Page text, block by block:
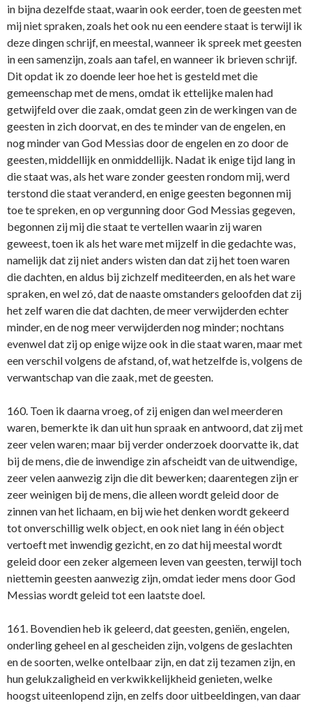
in bijna dezelfde staat, waarin ook eerder, toen de geesten met
mij niet spraken, zoals het ook nu een eendere staat is terwijl ik
deze dingen schrijf, en meestal, wanneer ik spreek met geesten
in een samenzijn, zoals aan tafel, en wanneer ik brieven schrijf.
Dit opdat ik zo doende leer hoe het is gesteld met die
gemeenschap met de mens, omdat ik ettelijke malen had
getwijfeld over die zaak, omdat geen zin de werkingen van de
geesten in zich doorvat, en des te minder van de engelen, en
nog minder van God Messias door de engelen en zo door de
geesten, middellijk en onmiddellijk. Nadat ik enige tijd lang in
die staat was, als het ware zonder geesten rondom mij, werd
terstond die staat veranderd, en enige geesten begonnen mij
toe te spreken, en op vergunning door God Messias gegeven,
begonnen zij mij die staat te vertellen waarin zij waren
geweest, toen ik als het ware met mijzelf in die gedachte was,
namelijk dat zij niet anders wisten dan dat zij het toen waren
die dachten, en aldus bij zichzelf mediteerden, en als het ware
spraken, en wel zó, dat de naaste omstanders geloofden dat zij
het zelf waren die dat dachten, de meer verwijderden echter
minder, en de nog meer verwijderden nog minder; nochtans
evenwel dat zij op enige wijze ook in die staat waren, maar met
een verschil volgens de afstand, of, wat hetzelfde is, volgens de
verwantschap van die zaak, met de geesten.
160. Toen ik daarna vroeg, of zij enigen dan wel meerderen
waren, bemerkte ik dan uit hun spraak en antwoord, dat zij met
zeer velen waren; maar bij verder onderzoek doorvatte ik, dat
bij de mens, die de inwendige zin afscheidt van de uitwendige,
zeer velen aanwezig zijn die dit bewerken; daarentegen zijn er
zeer weinigen bij de mens, die alleen wordt geleid door de
zinnen van het lichaam, en bij wie het denken wordt gekeerd
tot onverschillig welk object, en ook niet lang in één object
vertoeft met inwendig gezicht, en zo dat hij meestal wordt
geleid door een zeker algemeen leven van geesten, terwijl toch
niettemin geesten aanwezig zijn, omdat ieder mens door God
Messias wordt geleid tot een laatste doel.
161. Bovendien heb ik geleerd, dat geesten, geniën, engelen,
onderling geheel en al gescheiden zijn, volgens de geslachten
en de soorten, welke ontelbaar zijn, en dat zij tezamen zijn, en
hun gelukzaligheid en verkwikkelijkheid genieten, welke
hoogst uiteenlopend zijn, en zelfs door uitbeeldingen, van daar